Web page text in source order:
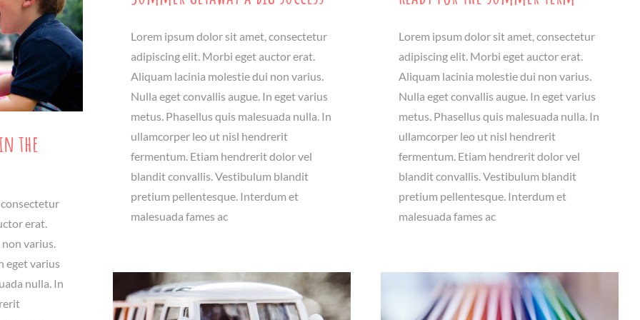
Lorem ipsum dolor sit amet, consectetur
adipiscing elit. Morbi eget auctor erat.
Aliquam lacinia molestie dui non varius.
Nulla eget convallis augue. In eget varius
metus. Phasellus quis malesuada nulla. In
ullamcorper leo ut nisl hendrerit
fermentum. Etiam hendrerit dolor vel
blandit convallis. Vestibulum blandit
pretium pellentesque. Interdum et
malesuada fames ac
Lorem ipsum dolor sit amet, consectetur
adipiscing elit. Morbi eget auctor erat.
Aliquam lacinia molestie dui non varius.
Nulla eget convallis augue. In eget varius
metus. Phasellus quis malesuada nulla. In
ullamcorper leo ut nisl hendrerit
fermentum. Etiam hendrerit dolor vel
blandit convallis. Vestibulum blandit
pretium pellentesque. Interdum et
malesuada fames ac
the
erat.
varius.
eget varius
nulla. In